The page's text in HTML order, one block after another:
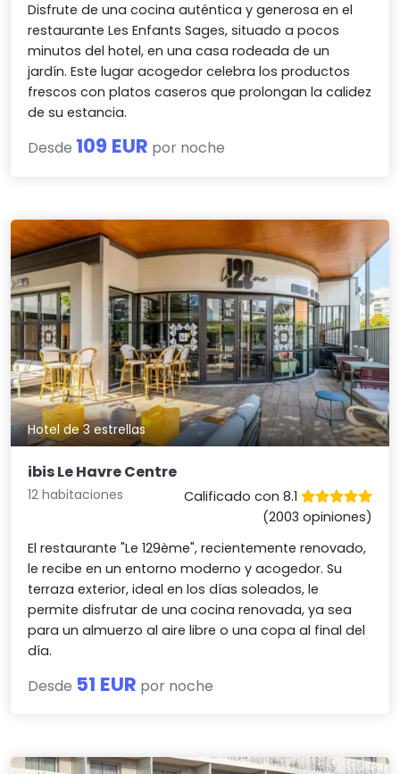
Disfrute de una cocina auténtica y generosa en el
restaurante Les Enfants Sages, situado a pocos
minutos del hotel, en una casa rodeada de un
jardín. Este lugar acogedor celebra los productos
frescos con platos caseros que prolongan la calidez
de su estancia.
Desde 109 EUR por noche
Hotel de 3 estrellas
ibis Le Havre Centre
12 habitaciones
Calificado con 8.1
(2003 opiniones)
El restaurante "Le 129ème", recientemente renovado,
le recibe en un entorno moderno y acogedor. Su
terraza exterior, ideal en los días soleados, le
permite disfrutar de una cocina renovada, ya sea
para un almuerzo al aire libre o una copa al final del
día.
Desde 51 EUR por noche